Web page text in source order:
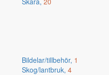
Bildelar/tillbehör, 1
Skog/lantbruk, 4